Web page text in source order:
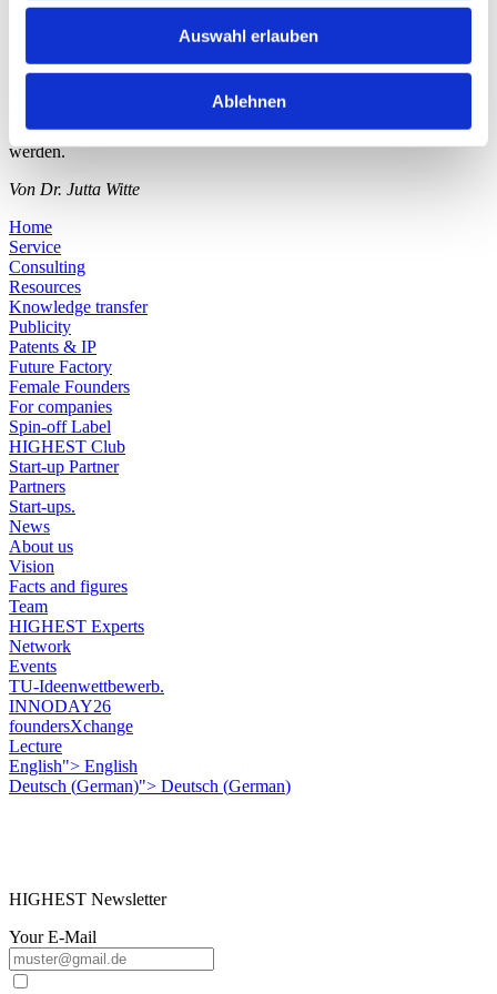
Auswahl erlauben
Ablehnen
KlettGlueing. KlettWelding realisiert die Verbindung zweier mit
NanoWiring vorbereiteter Substrate bei Raumtemperatur.
NanoWiring vorbereitetem Substrat ab 170° C. KlettGlueing
ermöglicht die Ankontaktierung fragiler Bauteile unter Verwendung
eines Klebstoffes. Durch den Einsatz von KlettWelding-Tape
können sogar unbehandelte Substrate miteinander verbunden
werden.
Von Dr. Jutta Witte
Home
Service
Consulting
Resources
Knowledge transfer
Publicity
Patents & IP
Future Factory
Female Founders
For companies
Spin-off Label
HIGHEST Club
Start-up Partner
Partners
Start-ups.
News
About us
Vision
Facts and figures
Team
HIGHEST Experts
Network
Events
TU-Ideenwettbewerb.
INNODAY26
foundersXchange
Lecture
English"> English
Deutsch (German)"> Deutsch (German)
HIGHEST Newsletter
Your E-Mail